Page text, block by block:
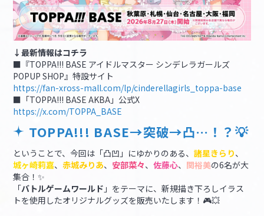
↓最新情報はコチラ
■『TOPPA!!! BASE アイドルマスター シンデレラガールズ
POPUP SHOP』特設サイト
https://fan-xross-mall.com/lp/cinderellagirls_toppa-base
■「TOPPA!!! BASE AKBA」公式X
https://x.com/TOPPA_BASE
TOPPA!!! BASE→突破→凸…！？💡
ということで、今回は「凸凹」にゆかりのある、諸星きらり、
城ヶ崎莉嘉、赤城みりあ、 安部菜々、佐藤心、 関裕美の6名が大
集合！✨
「バトルゲームワールド 」をテーマに、新規描き下ろしイラス
トを使用したオリジナルグッズを販売いたします！🎮💥